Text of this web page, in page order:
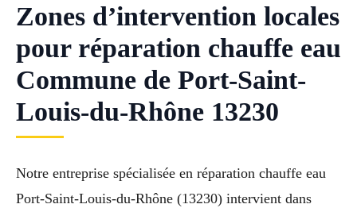
Zones d’intervention locales
pour réparation chauffe eau
Commune de Port-Saint-
Louis-du-Rhône 13230
Notre entreprise spécialisée en réparation chauffe eau
Port-Saint-Louis-du-Rhône (13230) intervient dans